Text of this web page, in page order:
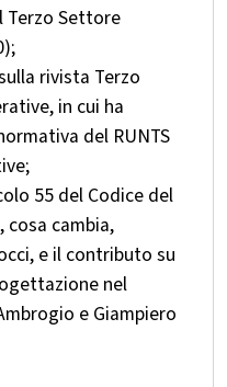
Terzo Settore
rivista Terzo
in cui ha
del RUNTS
55 del Codice del
cosa cambia,
e il contributo su
nel
e Giampiero